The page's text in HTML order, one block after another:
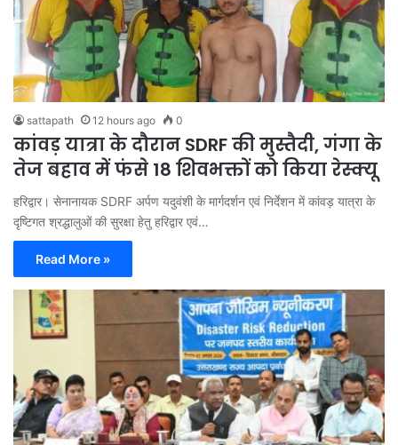
sattapath 12 hours ago 0
कांवड़ यात्रा के दौरान SDRF की मुस्तैदी, गंगा के
तेज बहाव में फंसे 18 शिवभक्तों को किया रेस्क्यू
हरिद्वार। सेनानायक SDRF अर्पण यदुवंशी के मार्गदर्शन एवं निर्देशन में कांवड़ यात्रा के
दृष्टिगत श्रद्धालुओं की सुरक्षा हेतु हरिद्वार एवं…
Read More »